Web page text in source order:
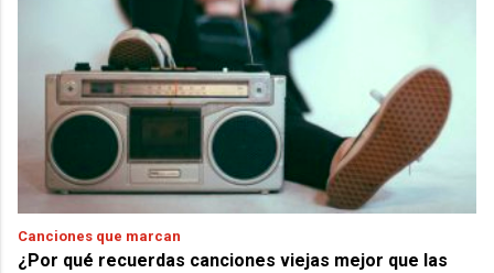
Canciones que marcan
¿Por qué recuerdas canciones viejas mejor que las